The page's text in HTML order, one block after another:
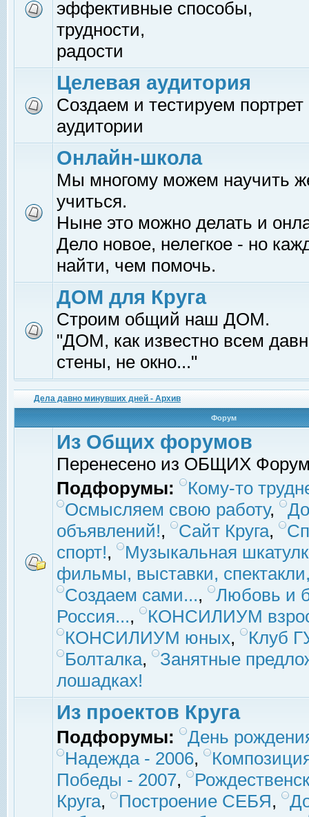
эффективные способы,
трудности,
радости
Целевая аудитория
Создаем и тестируем
аудитории
Онлайн-школа
Мы многому можем научить
учиться.
Ныне это можно делать и
Дело новое, нелегкое - но
найти, чем помочь.
ДОМ для Круга
Строим общий наш ДОМ.
"ДОМ, как известно всем
стены, не окно..."
Дела давно минувших дней - Архив
Форум
Из Общих форумов
Перенесено из ОБЩИХ
Подфорумы:
Кому-то
Осмысляем свою работу,
объявлений!, Сайт Круга,
спорт!,
Музыкальная
фильмы, выставки,
Создаем сами...,
Любовь и
Россия...,
КОНСИЛИУМ
КОНСИЛИУМ юных,
Клуб
Болталка,
Занятные
лошадках!
Из проектов Круга
Подфорумы:
День
Надежда - 2006,
Победы - 2007,
Круга, Построение СЕБЯ,